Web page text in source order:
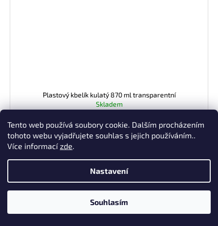
Tento web používá soubory cookie. Dalším procházením
tohoto webu vyjadřujete souhlas s jejich používáním..
Více informacízde.
Nastavení
Souhlasím
Plastový kbelík kulatý 870 ml transparentní
Skladem
/ ks
Měrná
cena:
69,10 Kč / 10 ks
Plastové kbelíky o objemu 870 ml jsou ideální pro skladování
jogurtů, nakládaných sýrů, pomazánek, salátů, ale i dalších...